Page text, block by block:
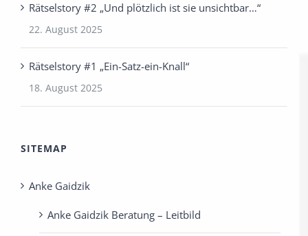
Rätselstory #2 „Und plötzlich ist sie unsichtbar…“
22. August 2025
Rätselstory #1 „Ein-Satz-ein-Knall“
18. August 2025
SITEMAP
Anke Gaidzik
Anke Gaidzik Beratung – Leitbild